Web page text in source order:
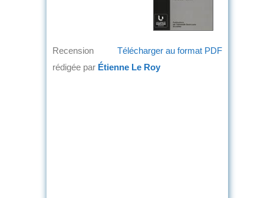
Télécharger au format PDF
Recension
rédigée par Étienne Le Roy